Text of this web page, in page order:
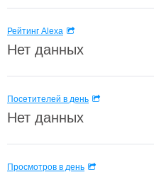
Рейтинг Alexa
Нет данных
Посетителей в день
Нет данных
Просмотров в день